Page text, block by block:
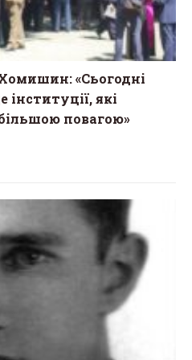
«Сьогодні
інституції, які
повагою»